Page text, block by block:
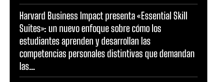
Harvard Business Impact presenta «Essential Skill
Suites»: un nuevo enfoque sobre cómo los
estudiantes aprenden y desarrollan las
competencias personales distintivas que demandan
las...